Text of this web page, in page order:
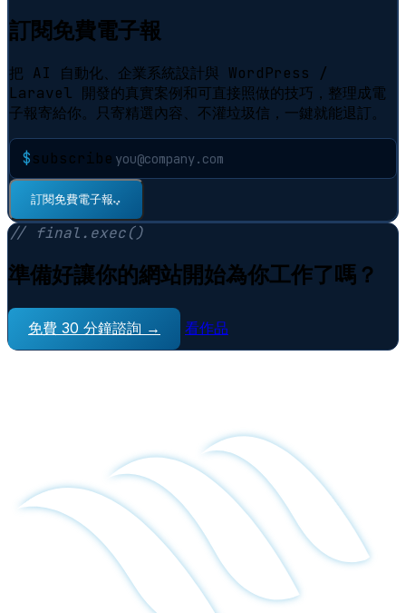
訂閱免費電子報
把 AI 自動化、企業系統設計與 WordPress /
Laravel 開發的真實案例和可直接照做的技巧，整理成電
子報寄給你。只寄精選內容、不灌垃圾信，一鍵就能退訂。
$subscribe
訂閱免費電子報⠋
// final.exec()
準備好讓你的網站開始為你工作了嗎？
免費 30 分鐘諮詢 → 看作品